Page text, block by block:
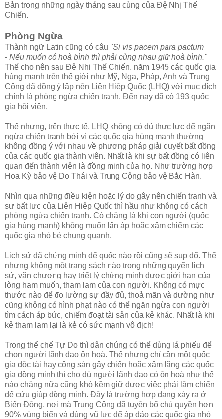
Bản trong những ngày tháng sau cùng của Đệ Nhị Thế
Chiến.
Phòng Ngừa
Thành ngữ Latin cũng có câu "Si vis pacem para pactum
- Nếu muốn có hoà bình thì phải cùng nhau giữ hoà bình."
Thế cho nên sau Đệ Nhị Thế Chiến, năm 1945 các quốc gia
hùng mạnh trên thế giới như Mỹ, Nga, Pháp, Anh và Trung
Cộng đã đồng ý lập nên Liên Hiệp Quốc (LHQ) với mục đích
chính là phòng ngừa chiến tranh. Đến nay đã có 193 quốc
gia hội viên.
Thế nhưng, trên thực tế, LHQ không có đủ thực lực để ngăn
ngừa chiến tranh bởi vì các quốc gia hùng mạnh thường
không đồng ý với nhau về phương pháp giải quyết bất đồng
của các quốc gia thành viên. Nhất là khi sự bất đồng có liên
quan đến thành viên là đồng minh của họ. Như trường hợp
Hoa Kỳ bảo vệ Do Thái và Trung Cộng bảo vệ Bắc Hàn.
Nhìn qua những điều kiện hoặc lý do gây nên chiến tranh và
sự bất lực của Liên Hiệp Quốc thì hầu như không có cách
phòng ngừa chiến tranh. Có chăng là khi con người (quốc
gia hùng mạnh) không muốn lấn áp hoặc xâm chiếm các
quốc gia nhỏ bé chung quanh.
Lịch sử đã chứng minh đế quốc nào rồi cũng sẽ sụp đổ. Thế
nhưng không một trang sách nào trong những quyển lịch
sử, văn chương hay triết lý chứng minh được giới hạn của
lòng ham muốn, tham lam của con người. Không có mực
thước nào để đo lường sự đầy đủ, thoả mãn và dường như
cũng không có hình phạt nào có thể ngăn ngừa con người
tìm cách áp bức, chiếm đoạt tài sản của kẻ khác. Nhất là khi
kẻ tham lam lại là kẻ có sức mạnh vô địch!
Trong thể chế Tự Do thì dân chúng có thể dùng lá phiếu để
chọn người lãnh đạo ôn hoà. Thế nhưng chỉ cần một quốc
gia độc tài hay cộng sản gây chiến hoặc xâm lăng các quốc
gia đồng minh thì cho dù người lãnh đạo có ôn hoà như thế
nào chăng nữa cũng khó kềm giữ được việc phải lâm chiến
để cứu giúp đồng minh. Đây là trường hợp đang xảy ra ở
Biển Đông, nơi mà Trung Cộng đã tuyên bố chủ quyền hơn
90% vùng biển và dùng vũ lực để áp đảo các quốc gia nhỏ